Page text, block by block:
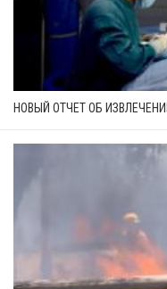
НОВЫЙ ОТЧЕТ ОБ